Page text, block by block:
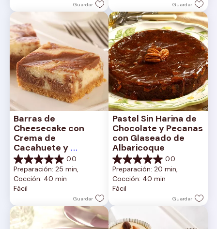
Guardar Guardar
Barras de
Cheesecake con
Crema de
Cacahuete y
Chocolate
0.0
0.0
de
5
estrellas.
Preparación: 25 min,
Cocción: 40 min
Fácil
Guardar
Pastel Sin Harina de
Chocolate y Pecanas
con Glaseado de
Albaricoque
0.0
0.0
de
5
estrellas.
Preparación: 20 min,
Cocción: 40 min
Fácil
Guardar